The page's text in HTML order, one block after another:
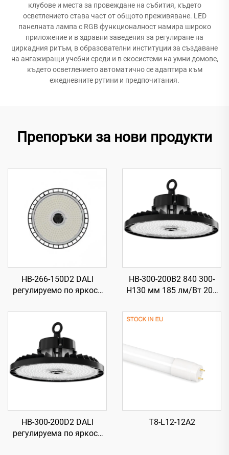
клубове и места за провеждане на събития, където
осветлението става част от общото преживяване. LED
панелната лампа с RGB функционалност намира широко
приложение и в здравни заведения за регулиране на
циркадния ритъм, в образователни институции за създаване
на ангажиращи учебни среди и в екосистеми на умни домове,
където осветлението автоматично се адаптира към
ежедневните рутини и предпочитания.
Препоръки за нови продукти
HB-266-150D2 DALI
регулируемо по яркост
Вт 150 Вт 27750 лм UFO
LED високомонтажно
осветление
HB-300-200B2 840 300-
H130 мм 185 лм/Вт 200
високомонтажно
осветление
HB-300-200D2 DALI
регулируема по яркост
T8-L12-12A2